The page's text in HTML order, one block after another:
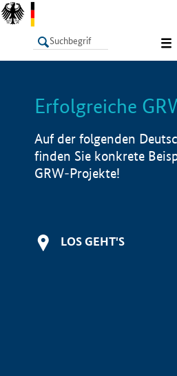
LISTE
Erfolgreiche
Auf der folgenden
finden Sie konkrete
GRW-Projekte!
LOS GEHT'S